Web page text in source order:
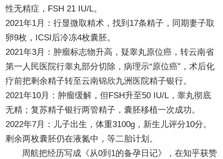
性无精症，FSH 21 IU/L。
2021年1月：行显微取精术，找到17条精子，同期妻子取
卵9枚，ICSI后冷冻4枚囊胚。
2021年3月：肿瘤标志物升高，疑睾丸原位癌，转云南省
第一人民医院行睾丸部分切除，病理示“原位癌”，术后化
疗前把剩余精子转至云南锦欣九洲医院精子银行。
2021年10月：肿瘤缓解，但FSH升至50 IU/L，睾丸彻底
无精；复苏精子银行两管精子，囊胚移植一次成功。
2022年7月：儿子出生，体重3100g，新生儿评分10分。
剩余两枚囊胚仍在液氮中，等二胎计划。
周航把经历写成《从0到1的备孕日记》，在知乎获赞